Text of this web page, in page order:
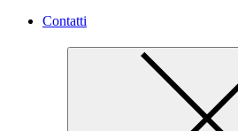
Contatti